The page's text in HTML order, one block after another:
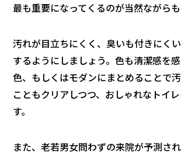
最も重要になってくるのが当然ながらも
汚れが目立ちにくく、臭いも付きにく
するようにしましょう。色も清潔感を
色、もしくはモダンにまとめることで
こともクリアしつつ、おしゃれなトイ
す。
また、老若男女問わずの来院が予測さ